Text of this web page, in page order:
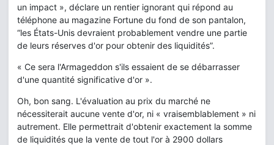
un impact », déclare un rentier ignorant qui répond au
téléphone au magazine Fortune du fond de son pantalon,
“les États-Unis devraient probablement vendre une partie
de leurs réserves d'or pour obtenir des liquidités”.
« Ce sera l'Armageddon s'ils essaient de se débarrasser
d'une quantité significative d'or ».
Oh, bon sang. L'évaluation au prix du marché ne
nécessiterait aucune vente d'or, ni « vraisemblablement » ni
autrement. Elle permettrait d'obtenir exactement la somme
de liquidités que la vente de tout l'or à 2900 dollars